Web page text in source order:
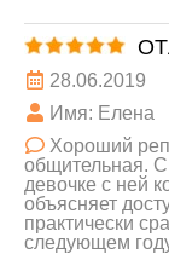
28.06.2019
Имя: Елена
Хороший
общительная.
девочке с ней
объясняет
практически
следующем